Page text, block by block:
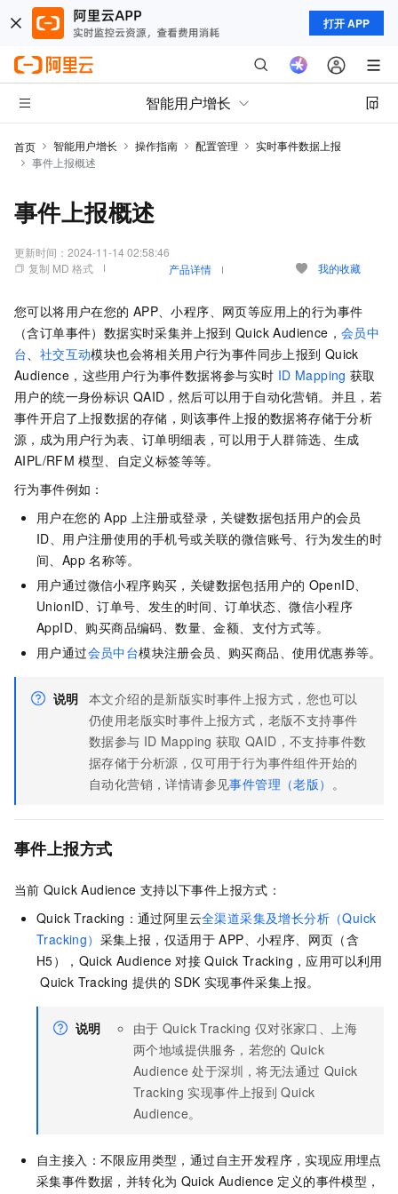
打开 APP
智能用户增长
首页 智能用户增长 操作指南 配置管理
实时事件数据上报
事件上报概述
事件上报概述
更新时间： 2024-11-14 02:58:46
复制 MD 格式
产品详情 我的收藏
您可以将用户在您的 APP、小程序、网页等应用上的行为事件
（含订单事件）数据实时采集并上报到 Quick Audience，会员中
台、 社交互动模块也会将相关用户行为事件同步上报到 Quick
Audience，这些用户行为事件数据将参与实时 ID Mapping 获取
用户的统一身份标识 QAID，然后可以用于自动化营销。并且，若
事件开启了上报数据的存储，则该事件上报的数据将存储于分析
源，成为用户行为表、订单明细表，可以用于人群筛选、生成
AIPL/RFM 模型、自定义标签等等。
行为事件例如：
用户在您的 App 上注册或登录，关键数据包括用户的会员
ID、用户注册使用的手机号或关联的微信账号、行为发生的时
间、App 名称等。
用户通过微信小程序购买，关键数据包括用户的 OpenID、
UnionID、订单号、发生的时间、订单状态、微信小程序
AppID、购买商品编码、数量、金额、支付方式等。
用户通过会员中台模块注册会员、购买商品、使用优惠券等。
说明 本文介绍的是新版实时事件上报方式，您也可以
仍使用老版实时事件上报方式，老版不支持事件
数据参与 ID Mapping 获取 QAID，不支持事件数
据存储于分析源，仅可用于行为事件组件开始的
自动化营销，详情请参见事件管理（老版） 。
事件上报方式
当前 Quick Audience 支持以下事件上报方式：
Quick Tracking：通过阿里云全渠道采集及增长分析（Quick
Tracking） 采集上报，仅适用于 APP、小程序、网页（含
H5），Quick Audience 对接 Quick Tracking，应用可以利用
Quick Tracking 提供的 SDK 实现事件采集上报。
说明 由于 Quick Tracking 仅对张家口、上海
两个地域提供服务，若您的 Quick
Audience 处于深圳，将无法通过 Quick
Tracking 实现事件上报到 Quick
Audience。
自主接入：不限应用类型，通过自主开发程序，实现应用埋点
采集事件数据，并转化为 Quick Audience 定义的事件模型，